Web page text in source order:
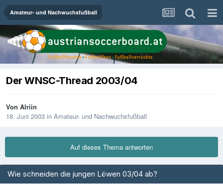
Amateur- und Nachwuchsfußball
Der WNSC-Thread 2003/04
Von Alriin
18. Juni 2003 in Amateur- und Nachwuchsfußball
Auf dieses Thema antworten
Wie schneiden die jungen Löwen 03/04 ab?